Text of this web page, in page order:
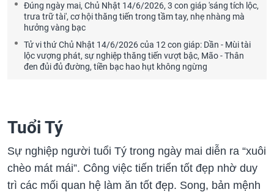
Đúng ngày mai, Chủ Nhật 14/6/2026, 3 con giáp 'sáng tích lộc,
trưa trữ tài', cơ hội thăng tiến trong tầm tay, nhẹ nhàng mà
hưởng vàng bạc
Tử vi thứ Chủ Nhật 14/6/2026 của 12 con giáp: Dần - Mùi tài
lộc vượng phát, sự nghiệp thăng tiến vượt bậc, Mão - Thân
đen đủi đủ đường, tiền bạc hao hụt không ngừng
Tuổi Tý
Sự nghiệp người tuổi Tý trong ngày mai diễn ra “xuôi
chèo mát mái”. Công việc tiến triển tốt đẹp nhờ duy
trì các mối quan hệ làm ăn tốt đẹp. Song, bản mệnh